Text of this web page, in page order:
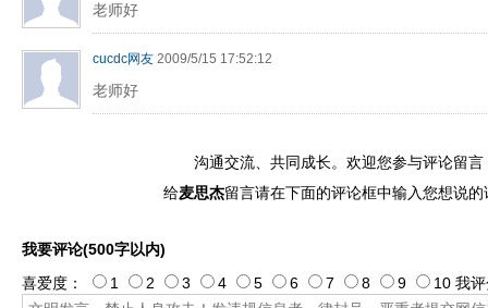
老师好
cucdc网友 2009/5/15 17:52:12
老师好
沟通交流、共同成长。欢迎您参与评论留言
给麦思杰留言请在下面的评论框中输入您想说的
我要评论(500字以内)
喜爱度： 1 2 3 4 5 6 7 8 9 10 我评